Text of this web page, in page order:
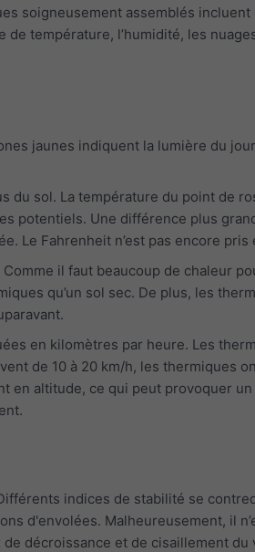
soigneusement assemblés incluent
température, l’humidité, les
jaunes indiquent la lumière du
du sol. La température du point de
potentiels. Une différence plus
Le Fahrenheit n’est pas encore pris
il faut beaucoup de chaleur
qu’un sol sec. De plus, les
en kilomètres par heure. Les
de 10 à 20 km/h, les thermiques
en altitude, ce qui peut provoquer un
indices de stabilité se
d'envolées. Malheureusement, il
décroissance et de cisaillement du